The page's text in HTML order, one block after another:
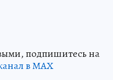
подпишитесь на
в МАХ